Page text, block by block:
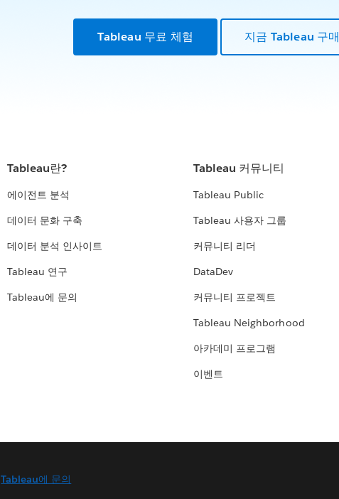
Tableau 무료 체험 지금 Tableau 구매
Tableau란?
에이전트 분석
데이터 문화 구축
데이터 분석 인사이트
Tableau 연구
Tableau에 문의
Tableau 커뮤니티
Tableau Public
Tableau 사용자 그룹
커뮤니티 리더
DataDev
커뮤니티 프로젝트
Tableau Neighborhood
아카데미 프로그램
이벤트
Tableau에 문의